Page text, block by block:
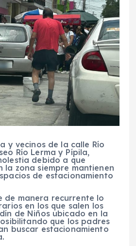
y vecinos de la calle Río
Río Lerma y Pípila,
debido a que
la zona siempre mantienen
de estacionamiento
de manera recurrente lo
en los que salen los
de Niños ubicado en la
que los padres
buscar estacionamiento